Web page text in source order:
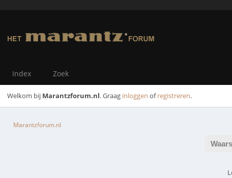
Index Zoek
Welkom bij Marantzforum.nl. Graag inloggen ofregistreren.
Marantzforum.nl